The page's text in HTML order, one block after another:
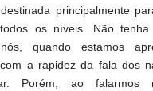
principalmente
os níveis. Não
quando estamos
a rapidez da fala dos
Porém, ao falarmos